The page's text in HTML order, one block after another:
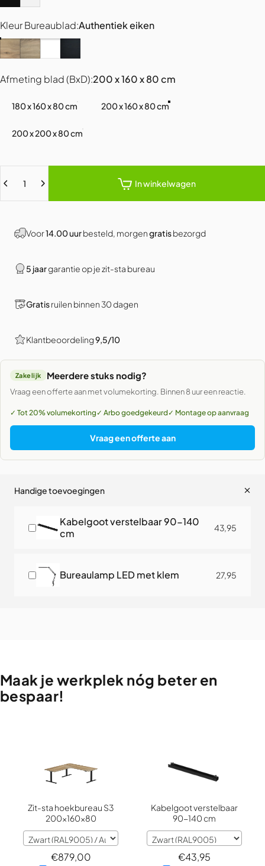
Kleur Bureaublad
Kleur Bureaublad:Authentiek eiken
Authentiek eiken
Grijs eiken
Puur WitZwart eiken
Afmeting blad (BxD)
Afmeting blad (BxD):200 x 160 x 80 cm
180 x 160 x 80 cm 200 x 160 x 80 cm
200 x 200 x 80 cm
In winkelwagen
Voor14.00 uurbesteld, morgengratisbezorgd
5 jaargarantie op je zit-sta bureau
Gratisruilen binnen 30 dagen
Klantbeoordeling9,5/10
Zakelijk Meerdere stuks nodig?
Vraag een offerte aan met volumekorting. Binnen 8 uur een reactie.
✓ Tot 20% volumekorting ✓ Arbo goedgekeurd✓ Montage op aanvraag
Vraag een offerte aan
Handige toevoegingen
Kabelgoot verstelbaar 90-140
cm
43,95
Bureaulamp LED met klem 27,95
Maak je werkplek nóg beter en
bespaar!
Zit-sta hoekbureau S3
200x160x80
€879,00
Kabelgoot verstelbaar
90-140 cm
€43,95